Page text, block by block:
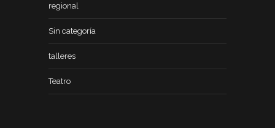
regional
Sin categoría
talleres
Teatro